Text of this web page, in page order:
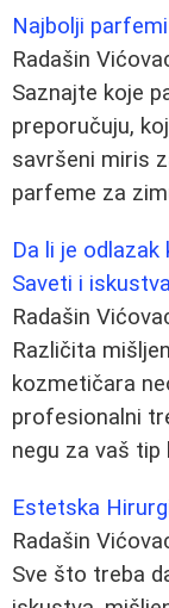
Najbolji
Radašin
Saznajte koje
preporučuju,
savršeni miris
parfeme za
Da li je
Saveti i iskustva
Radašin
Različita
kozmetičara
profesionalni
negu za vaš tip
Estetska
Radašin
Sve što treba